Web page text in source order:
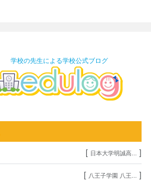
学校の先生による学校公式ブログ
[ 日本大学明誠高... ]
[ 八王子学園 八王... ]